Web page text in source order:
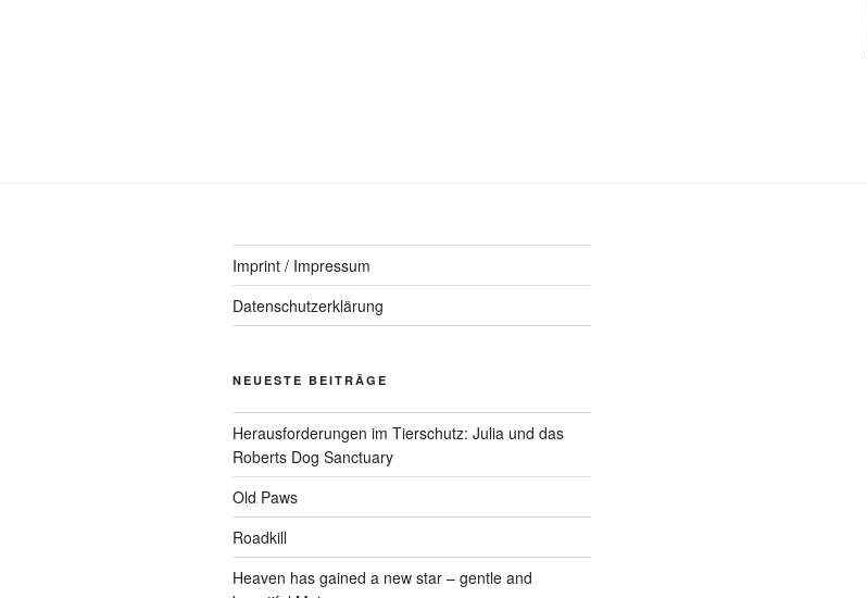
Imprint / Impressum
Datenschutzerklärung
NEUESTE BEITRÄGE
Herausforderungen im Tierschutz: Julia und das
Roberts Dog Sanctuary
Old Paws
Roadkill
Heaven has gained a new star – gentle and